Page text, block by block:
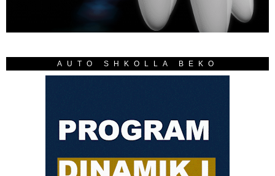
AUTO SHKOLLA BEKO